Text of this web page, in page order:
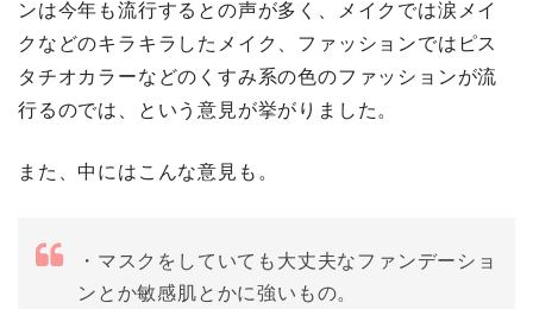
ンは今年も流行するとの声が多く、メイクでは涙メイ
クなどのキラキラしたメイク、ファッションではピス
タチオカラーなどのくすみ系の色のファッションが流
行るのでは、という意見が挙がりました。
また、中にはこんな意見も。
・マスクをしていても大丈夫なファンデーショ
ンとか敏感肌とかに強いもの。